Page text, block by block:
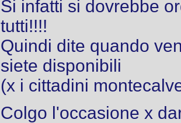
Si infatti si dovrebbe
tutti!!!!
Quindi dite quando
siete disponibili
(x i cittadini
Colgo l'occasione x